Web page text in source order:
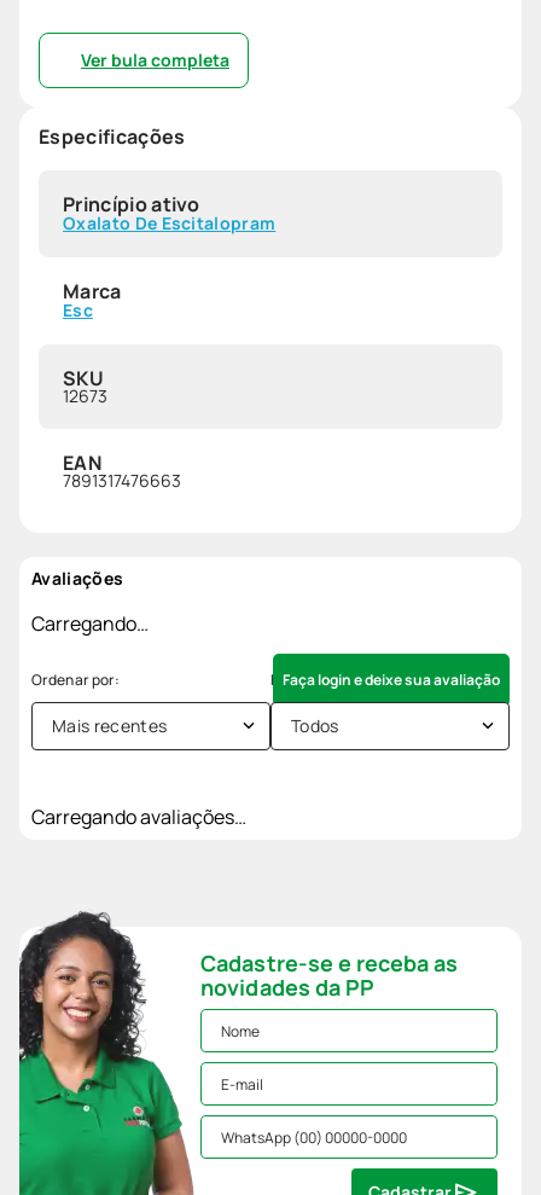
Ver bula completa
Especificações
Princípio ativo
Oxalato De Escitalopram
Marca
Esc
SKU
12673
EAN
7891317476663
Avaliações
Carregando…
Faça login e deixe sua avaliação
Mais recentes Todos
Carregando avaliações…
Cadastre-se e receba as
novidades da PP